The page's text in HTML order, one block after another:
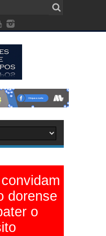
dorense
o